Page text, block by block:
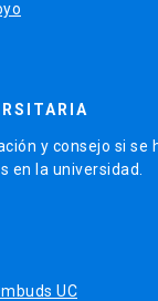
y consejo si se
en la universidad.
UC